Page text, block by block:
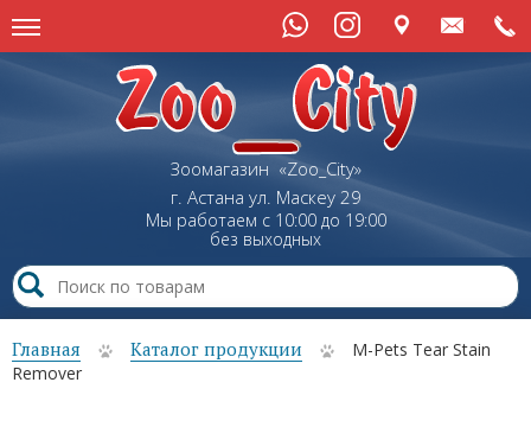
Зоомагазин «Zoo_City»
г. Астана ул. Маскеу29
Мы работаем с 10:00 до 19:00
без выходных
Главная Каталог продукции
M-Pets Tear Stain
Remover